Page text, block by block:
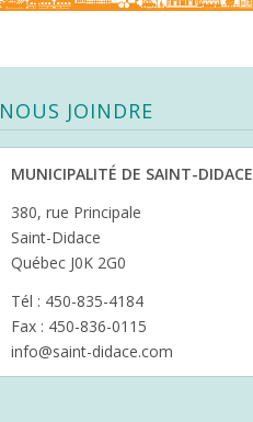
NOUS JOINDRE
MUNICIPALITÉ DE SAINT-DIDACE
380, rue Principale
Saint-Didace
Québec J0K 2G0
Tél : 450-835-4184
Fax : 450-836-0115
info@saint-didace.com